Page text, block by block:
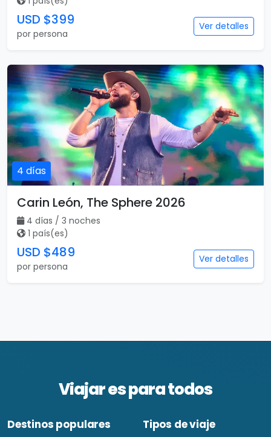
USD $399
por persona
Ver detalles
4 días
Carin León, The Sphere 2026
4 días / 3 noches
1 país(es)
USD $489
por persona
Ver detalles
Viajar es para todos
Destinos populares Tipos de viaje